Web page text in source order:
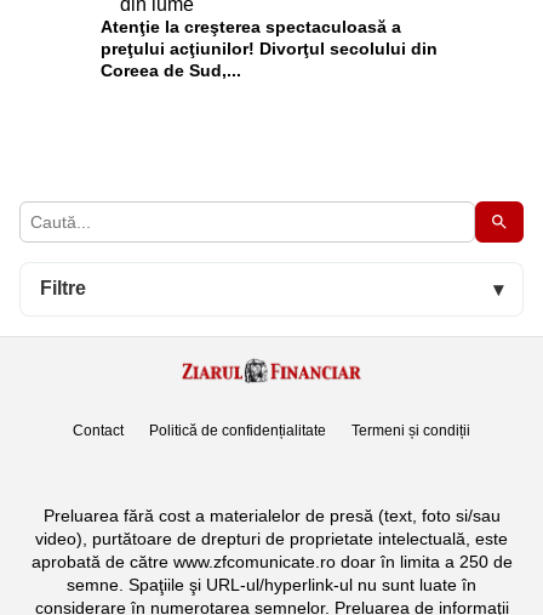
Filtre ▾
Atenţie la creşterea spectaculoasă a
preţului acţiunilor! Divorţul secolului din
Coreea de Sud,...
Contact Politică de confidențialitate Termeni și condiții
Preluarea fără cost a materialelor de presă (text, foto si/sau
video), purtătoare de drepturi de proprietate intelectuală, este
aprobată de către www.zfcomunicate.ro doar în limita a 250 de
semne. Spaţiile şi URL-ul/hyperlink-ul nu sunt luate în
considerare în numerotarea semnelor. Preluarea de informaţii